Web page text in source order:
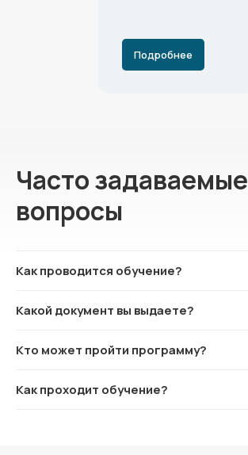
Подробнее
Часто задаваемые
вопросы
Как проводится обучение?
Какой документ вы выдаете?
Кто может пройти программу?
Как проходит обучение?